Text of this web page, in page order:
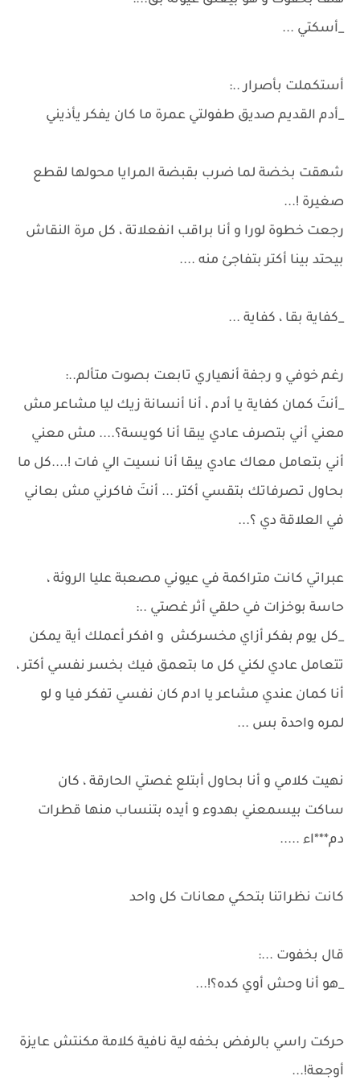
_أسكتي ...
أستكملت بأصرار ..:
_أدم القديم صديق طفولتي عمرة ما كان يفكر يأذيني
شهقت بخضة لما ضرب بقبضة المرايا محولها لقطع
صغيرة !...
رجعت خطوة لورا و أنا براقب انفعلاتة ، كل مرة النقاش
بيحتد بينا أكتر بتفاجئ منه ....
_كفاية بقا ، كفاية ...
رغم خوفي و رجفة أنهياري تابعت بصوت متألم..:
_أنتَ كمان كفاية يا أدم ، أنا أنسانة زيك ليا مشاعر مش
معني أني بتصرف عادي يبقا أنا كويسة؟.... مش معني
أني بتعامل معاك عادي يبقا أنا نسيت الي فات !....كل ما
بحاول تصرفاتك بتقسي أكتر ... أنتَ فاكرني مش بعاني
في العلاقة دي ؟...
عبراتي كانت متراكمة في عيوني مصعبة عليا الروئة ،
حاسة بوخزات في حلقي أثر غصتي ..:
_كل يوم بفكر أزاي مخسركش و افكر أعملك أية يمكن
تتعامل عادي لكني كل ما بتعمق فيك بخسر نفسي أكتر ،
أنا كمان عندي مشاعر يا ادم كان نفسي تفكر فيا و لو
لمره واحدة بس ...
نهيت كلامي و أنا بحاول أبتلع غصتي الحارقة ، كان
ساكت بيسمعني بهدوء و أيده بتنساب منها قطرات
دم***اء .....
كانت نظراتنا بتحكي معانات كل واحد
قال بخفوت ...:
_هو أنا وحش أوي كده؟!...
حركت راسي بالرفض بخفه لية نافية كلامة مكنتش عايزة
أوجعة!...